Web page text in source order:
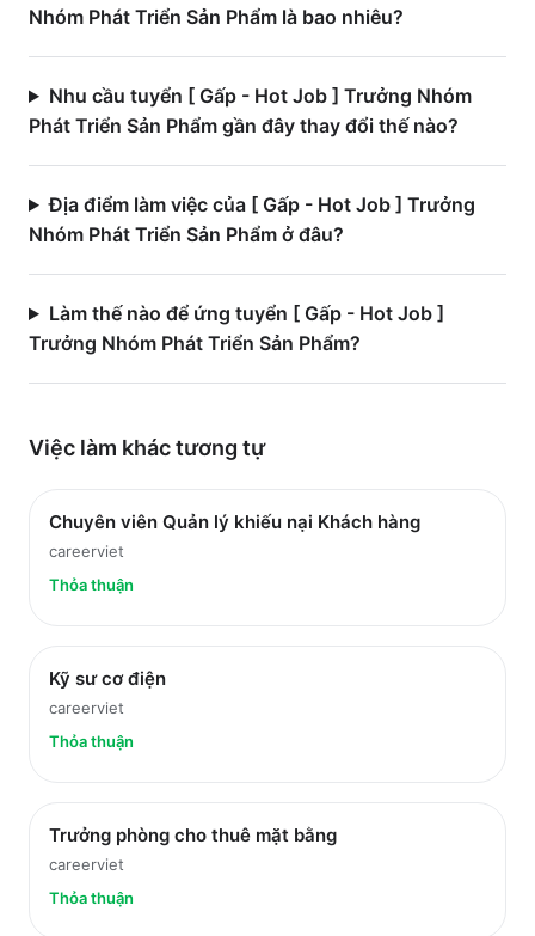
Nhóm Phát Triển Sản Phẩm là bao nhiêu?
Nhu cầu tuyển [ Gấp - Hot Job ] Trưởng Nhóm
Phát Triển Sản Phẩm gần đây thay đổi thế nào?
Địa điểm làm việc của [ Gấp - Hot Job ] Trưởng
Nhóm Phát Triển Sản Phẩm ở đâu?
Làm thế nào để ứng tuyển [ Gấp - Hot Job ]
Trưởng Nhóm Phát Triển Sản Phẩm?
Việc làm kháctương tự
Chuyên viên Quản lý khiếu nại Khách hàng
careerviet
Thỏa thuận
Kỹ sư cơ điện
careerviet
Thỏa thuận
Trưởng phòng cho thuê mặt bằng
careerviet
Thỏa thuận